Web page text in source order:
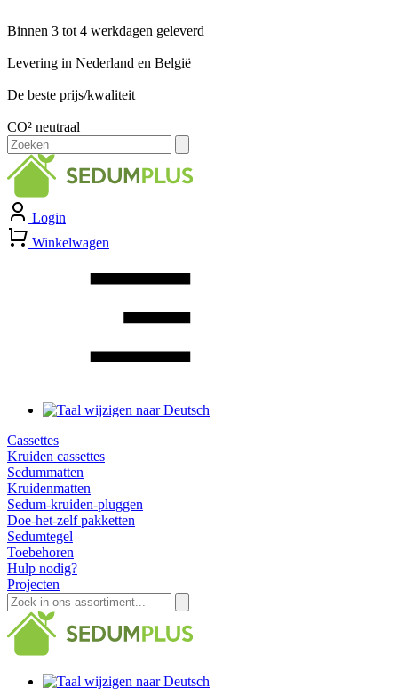
Binnen 3 tot 4 werkdagen geleverd
Levering in Nederland en België
De beste prijs/kwaliteit
CO² neutraal
Zoeken
naar:
Login
Winkelwagen
Cassettes
Kruiden cassettes
Sedummatten
Kruidenmatten
Sedum-kruiden-pluggen
Doe-het-zelf pakketten
Sedumtegel
Toebehoren
Hulp nodig?
Projecten
Zoeken
naar: